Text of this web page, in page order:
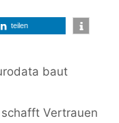
teilen
baut
Vertrauen